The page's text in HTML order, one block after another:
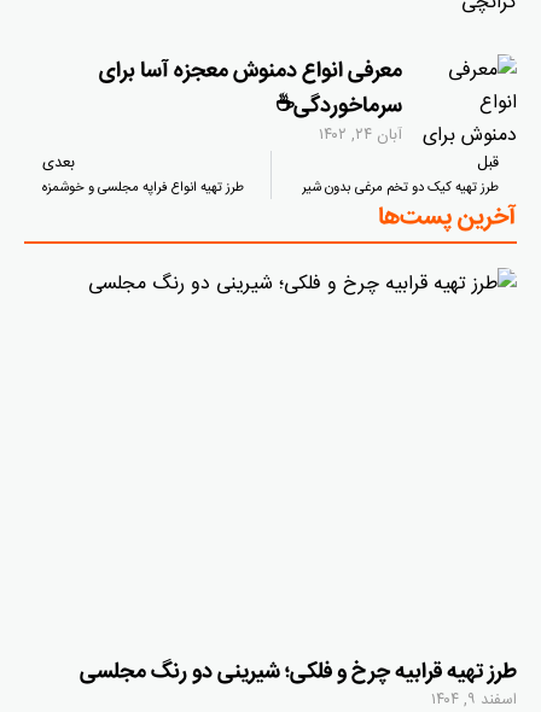
معرفی انواع دمنوش معجزه آسا برای
سرماخوردگی☕
آبان ۲۴, ۱۴۰۲
قبل
طرز تهیه کیک دو تخم مرغی بدون شیر
بعدی
طرز تهیه انواع فراپه مجلسی و خوشمزه
آخرین پست‌ها
طرز تهیه قرابیه چرخ و فلکی؛ شیرینی دو رنگ مجلسی
اسفند ۹, ۱۴۰۴